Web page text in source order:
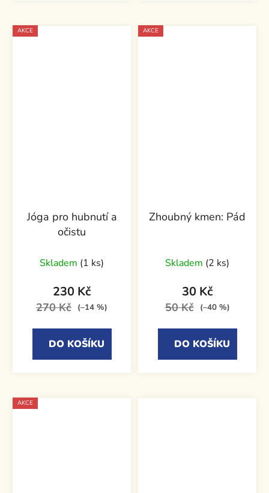
AKCE
Jóga pro hubnutí a
očistu
Skladem (1 ks)
230 Kč
270 Kč (–14 %)
DO KOŠÍKU
AKCE
Zhoubný kmen: Pád
Skladem (2 ks)
30 Kč
50 Kč (–40 %)
DO KOŠÍKU
AKCE